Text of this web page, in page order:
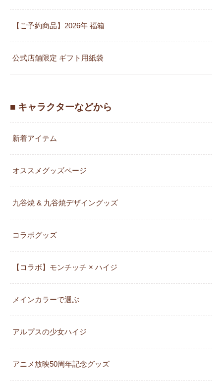
【ご予約商品】2026年 福箱
公式店舗限定 ギフト用紙袋
■ キャラクターなどから
新着アイテム
オススメグッズページ
九谷焼 & 九谷焼デザイングッズ
コラボグッズ
【コラボ】モンチッチ × ハイジ
メインカラーで選ぶ
アルプスの少女ハイジ
アニメ放映50周年記念グッズ